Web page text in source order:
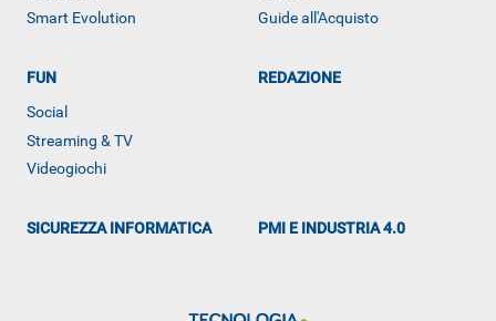
Smart Evolution
Guide all'Acquisto
FUN
Social
Streaming & TV
Videogiochi
REDAZIONE
SICUREZZA INFORMATICA PMI E INDUSTRIA 4.0